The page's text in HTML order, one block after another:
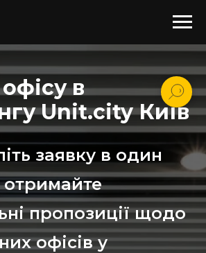
в
Unit.city Київ
заявку в один
отримайте
пропозиції щодо
офісів у